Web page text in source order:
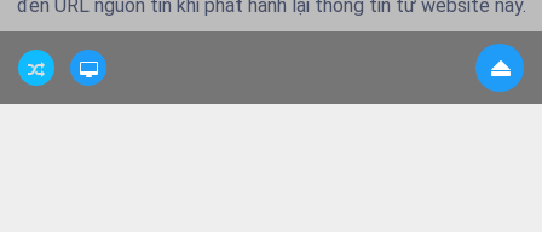
đến URL nguồn tin khi phát hành lại thông tin từ website này.